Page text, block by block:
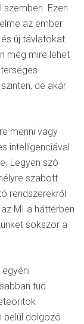
szemben. Ezen
az ember
új távlatokat
még mire lehet
de akár
menni vagy
intelligenciával
Legyen szó
szabott
rendszerekről
MI a háttérben
sokszor a
tud
belül dolgozó